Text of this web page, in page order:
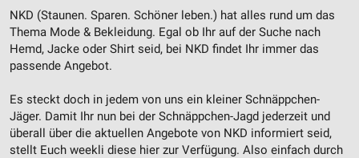
NKD (Staunen. Sparen. Schöner leben.) hat alles rund um das
Thema Mode & Bekleidung. Egal ob Ihr auf der Suche nach
Hemd, Jacke oder Shirt seid, bei NKD findet Ihr immer das
passende Angebot.
Es steckt doch in jedem von uns ein kleiner Schnäppchen-
Jäger. Damit Ihr nun bei der Schnäppchen-Jagd jederzeit und
überall über die aktuellen Angebote von NKD informiert seid,
stellt Euch weekli diese hier zur Verfügung. Also einfach durch